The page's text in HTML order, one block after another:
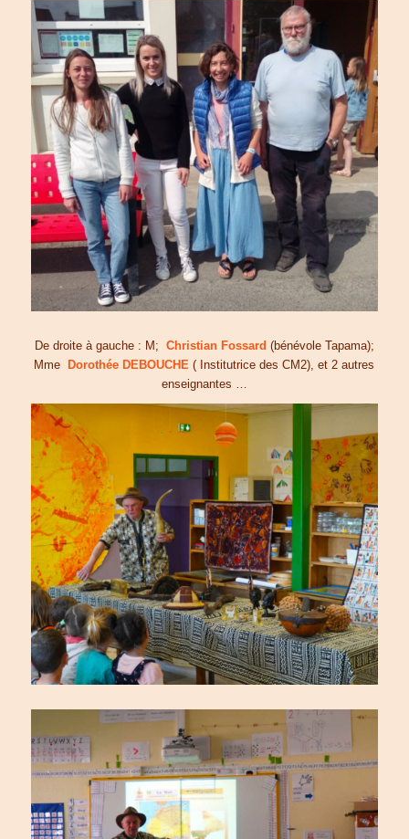
De droite à gauche : M; Christian Fossard (bénévole Tapama);
Mme
Dorothée DEBOUCHE ( Institutrice des CM2), et 2 autres
enseignantes …